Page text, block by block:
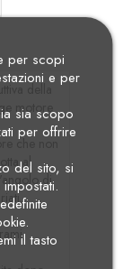
della
motore
che non
al
di
per scopi
e per
sia scopo
per offrire
del sito, si
il tasto